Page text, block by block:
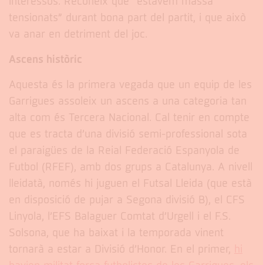
tensionats” durant bona part del partit, i que això
va anar en detriment del joc.
Ascens històric
Aquesta és la primera vegada que un equip de les
Garrigues assoleix un ascens a una categoria tan
alta com és Tercera Nacional. Cal tenir en compte
que es tracta d’una divisió semi-professional sota
el paraigües de la Reial Federació Espanyola de
Futbol (RFEF), amb dos grups a Catalunya. A nivell
lleidatà, només hi juguen el Futsal Lleida (que està
en disposició de pujar a Segona divisió B), el CFS
Linyola, l’EFS Balaguer Comtat d’Urgell i el F.S.
Solsona, que ha baixat i la temporada vinent
tornarà a estar a Divisió d’Honor. En el primer,